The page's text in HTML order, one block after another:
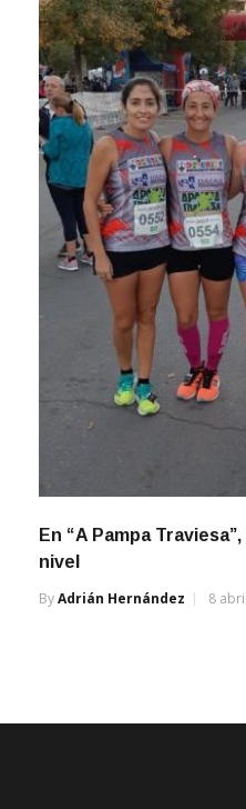
En “A Pampa
nivel
ByAdrián Hernández 8